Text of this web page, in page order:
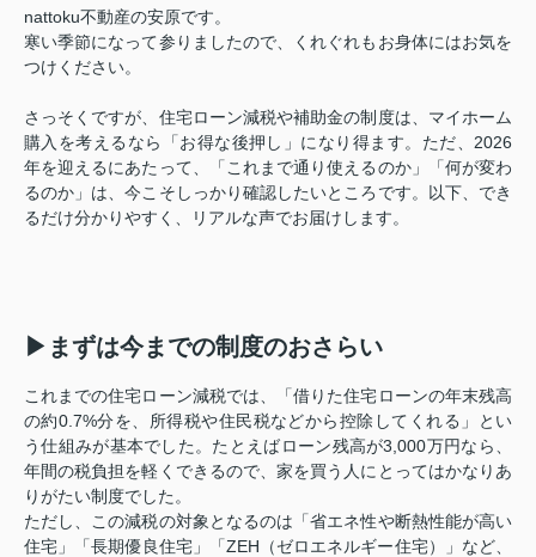
nattoku不動産の安原です。
寒い季節になって参りましたので、くれぐれもお身体にはお気を
つけください。
さっそくですが、住宅ローン減税や補助金の制度は、マイホーム
購入を考えるなら「お得な後押し」になり得ます。ただ、2026
年を迎えるにあたって、「これまで通り使えるのか」「何が変わ
るのか」は、今こそしっかり確認したいところです。以下、でき
るだけ分かりやすく、リアルな声でお届けします。
▶まずは今までの制度のおさらい
これまでの住宅ローン減税では、「借りた住宅ローンの年末残高
の約0.7%分を、所得税や住民税などから控除してくれる」とい
う仕組みが基本でした。たとえばローン残高が3,000万円なら、
年間の税負担を軽くできるので、家を買う人にとってはかなりあ
りがたい制度でした。
ただし、この減税の対象となるのは「省エネ性や断熱性能が高い
住宅」「長期優良住宅」「ZEH（ゼロエネルギー住宅）」など、